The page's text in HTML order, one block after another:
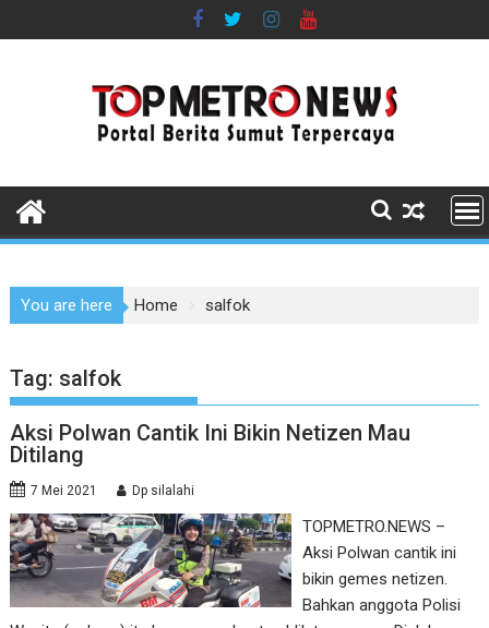
to
You are here Home salfok
Tag: salfok
Aksi Polwan Cantik Ini Bikin Netizen Mau
Ditilang
7 Mei 2021 Dp silalahi
TOPMETRO.NEWS –
Aksi Polwan cantik ini
bikin gemes netizen.
Bahkan anggota Polisi